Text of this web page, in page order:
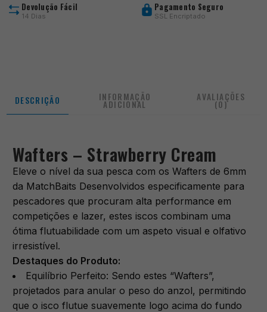
Devolução Fácil
14 Dias
Pagamento Seguro
SSL Encriptado
DESCRIÇÃO INFORMAÇÃO
ADICIONAL
AVALIAÇÕES
(0)
Wafters – Strawberry Cream
Eleve o nível da sua pesca com os Wafters de 6mm
da MatchBaits Desenvolvidos especificamente para
pescadores que procuram alta performance em
competições e lazer, estes iscos combinam uma
ótima flutuabilidade com um aspeto visual e olfativo
irresistível.
Destaques do Produto:
​Equilíbrio Perfeito: Sendo estes “Wafters”,
projetados para anular o peso do anzol, permitindo
que o isco flutue suavemente logo acima do fundo